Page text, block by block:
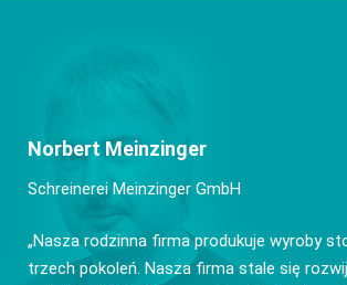
Norbert Meinzinger
Schreinerei Meinzinger GmbH
„Nasza rodzinna firma produkuje wyroby
trzech pokoleń. Nasza firma stale się